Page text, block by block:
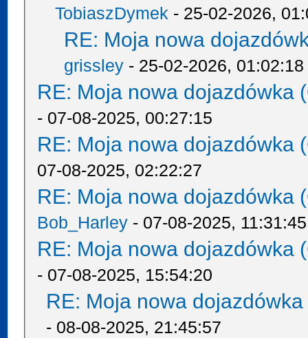
TobiaszDymek - 25-02-2026,
RE: Moja nowa
grissley - 25-02-2026, 01:02:18
RE: Moja nowa dojazdówka
- 07-08-2025, 00:27:15
RE: Moja nowa dojazdówka
07-08-2025, 02:22:27
RE: Moja nowa dojazdówka
Bob_Harley - 07-08-2025, 11:31:45
RE: Moja nowa dojazdówka
- 07-08-2025, 15:54:20
RE: Moja nowa
- 08-08-2025, 21:45:57